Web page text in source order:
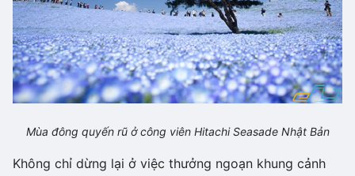
Mùa đông quyến rũ ở công viên Hitachi Seasade Nhật Bản
Không chỉ dừng lại ở việc thưởng ngoạn khung cảnh